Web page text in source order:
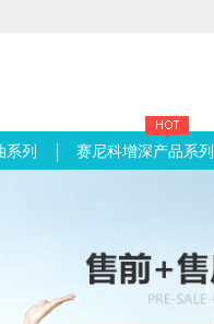
系列 赛尼科增深产品系列